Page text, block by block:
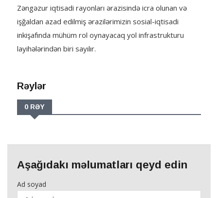
Zəngəzur iqtisadi rayonları ərazisində icra olunan və
işğaldan azad edilmiş ərazilərimizin sosial-iqtisadi
inkişafında mühüm rol oynayacaq yol infrastrukturu
layihələrindən biri sayılır.
Rəylər
0 RƏY
Aşağıdakı məlumatları qeyd edin
Ad soyad